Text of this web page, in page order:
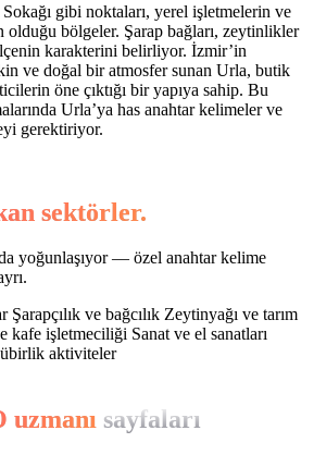
gibi noktaları, yerel işletmelerin ve
olduğu bölgeler. Şarap bağları, zeytinlikler
karakterini belirliyor. İzmir’in
ve doğal bir atmosfer sunan Urla, butik
öne çıktığı bir yapıya sahip. Bu
Urla’ya has anahtar kelimeler ve
gerektiriyor.
sektörler.
yoğunlaşıyor — özel anahtar kelime
Şarapçılık ve bağcılık Zeytinyağı ve tarım
kafe işletmeciliği Sanat ve el sanatları
aktiviteler
uzmanı sayfaları